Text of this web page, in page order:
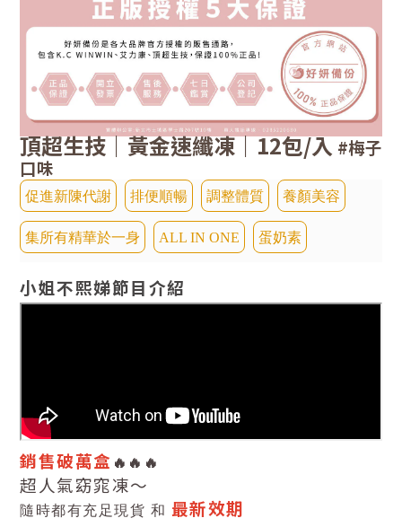
頂超生技｜黃金速纖凍｜12包/入#梅子
口味
促進新陳代謝 排便順暢 調整體質 養顏美容
集所有精華於一身 ALL IN ONE 蛋奶素
小姐不熙娣節目介紹
銷售破萬盒 🔥 🔥 🔥
超人氣窈窕凍～
隨時都有充足現貨 和 最新效期